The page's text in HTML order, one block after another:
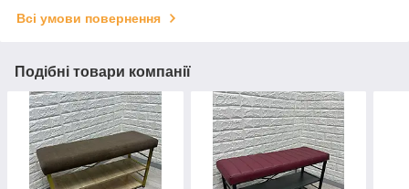
Всі умови повернення
Подібні товари компанії